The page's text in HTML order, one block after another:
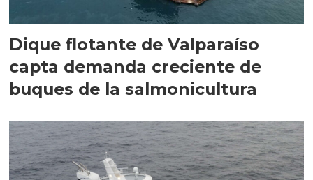
Dique flotante de Valparaíso
capta demanda creciente de
buques de la salmonicultura